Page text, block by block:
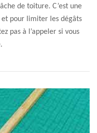
de toiture. C’est une
pour limiter les dégâts
pas à l’appeler si vous